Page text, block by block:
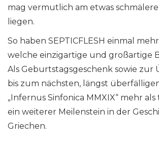
mag vermutlich am etwas
liegen.
So haben SEPTICFLESH einmal
welche einzigartige und großartige
Als Geburtstagsgeschenk sowie
bis zum nächsten, längst
„Infernus Sinfonica MMXIX“ mehr
ein weiterer Meilenstein in der
Griechen.